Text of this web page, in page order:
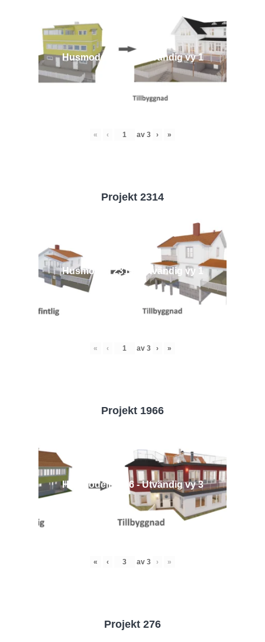
Husmodell 1970 - Utvändig vy 1
« ‹ av 3 › »
Projekt 2314
Husmodell 2314 - Utvändig vy 1
« ‹ av 3 › »
Projekt 1966
Husmodell 1966 - Utvändig vy 3
« ‹ av 3 › »
Projekt 276